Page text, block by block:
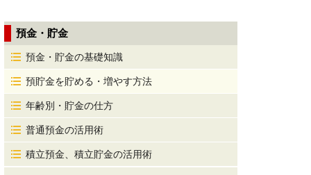
預金・貯金
預金・貯金の基礎知識
預貯金を貯める・増やす方法
年齢別・貯金の仕方
普通預金の活用術
積立預金、積立貯金の活用術